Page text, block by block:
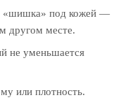
«шишка» под кожей —
другом месте.
не уменьшается
или плотность.